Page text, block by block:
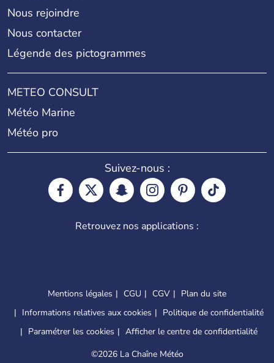
Nous rejoindre
Nous contacter
Légende des pictogrammes
METEO CONSULT
Météo Marine
Météo pro
Suivez-nous :
Retrouvez nos applications :
Mentions légales CGU CGV
Plan du site
Informations relatives aux cookies
Politique de confidentialité
Paramétrer les cookies
Afficher le centre de confidentialité
©2026 La Chaîne Météo